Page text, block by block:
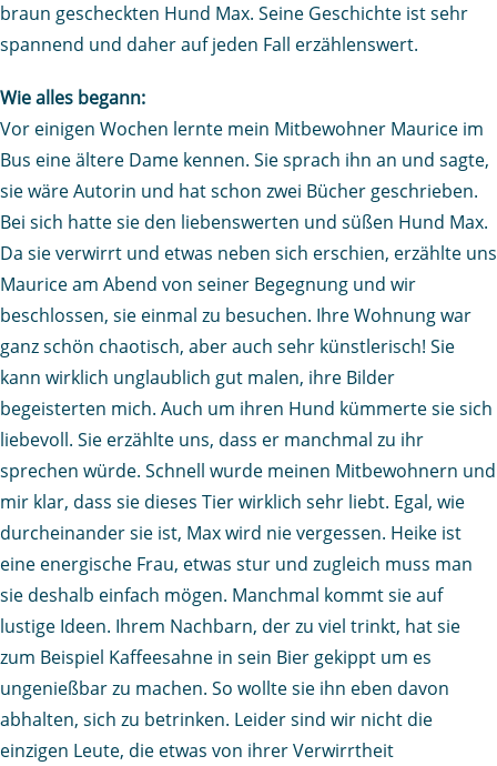
braun gescheckten Hund Max. Seine Geschichte ist sehr
spannend und daher auf jeden Fall erzählenswert.
Wie alles begann:
Vor einigen Wochen lernte mein Mitbewohner Maurice im
Bus eine ältere Dame kennen. Sie sprach ihn an und sagte,
sie wäre Autorin und hat schon zwei Bücher geschrieben.
Bei sich hatte sie den liebenswerten und süßen Hund Max.
Da sie verwirrt und etwas neben sich erschien, erzählte uns
Maurice am Abend von seiner Begegnung und wir
beschlossen, sie einmal zu besuchen. Ihre Wohnung war
ganz schön chaotisch, aber auch sehr künstlerisch! Sie
kann wirklich unglaublich gut malen, ihre Bilder
begeisterten mich. Auch um ihren Hund kümmerte sie sich
liebevoll. Sie erzählte uns, dass er manchmal zu ihr
sprechen würde. Schnell wurde meinen Mitbewohnern und
mir klar, dass sie dieses Tier wirklich sehr liebt. Egal, wie
durcheinander sie ist, Max wird nie vergessen. Heike ist
eine energische Frau, etwas stur und zugleich muss man
sie deshalb einfach mögen. Manchmal kommt sie auf
lustige Ideen. Ihrem Nachbarn, der zu viel trinkt, hat sie
zum Beispiel Kaffeesahne in sein Bier gekippt um es
ungenießbar zu machen. So wollte sie ihn eben davon
abhalten, sich zu betrinken. Leider sind wir nicht die
einzigen Leute, die etwas von ihrer Verwirrtheit